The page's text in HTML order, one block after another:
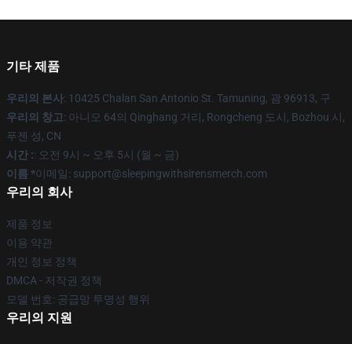
기타 제품
우리의 본사: 10425 Chalan San Antonio St. Tamuning, 괌 96913, 구
우리의 창고: 아니오 64의 Qinghang 거리, Rongcheng 도시, Bozhou 시,
푸젠 성, CN
시간 :: 오전 9시 ~ 오후 5시 (월 ~ 금)
이름 *이메일: support@sleepingwithsirensmerch.com
우리의 회사
제품 정보
이용 약관
개인 정보 정책
DMCA - 저작권 정책
모델 번호: 공급망 투명성 행위
우리의 지원